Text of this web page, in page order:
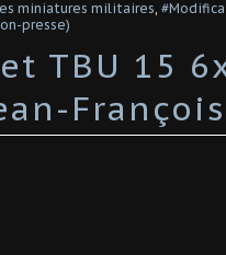
miniatures militaires,
presse)
TBU 15